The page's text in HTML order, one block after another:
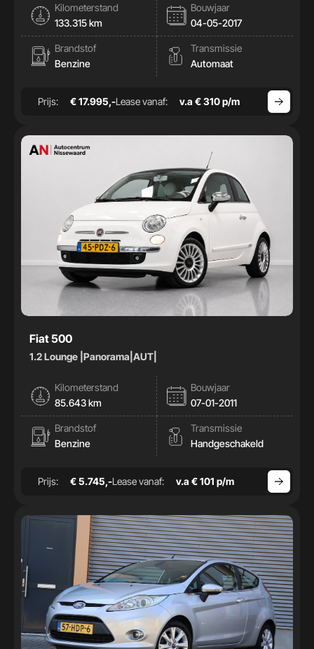
Kilometerstand
133.315 km
Bouwjaar
04-05-2017
Brandstof
Benzine
Transmissie
Automaat
Prijs: € 17.995,-Lease vanaf: v.a € 310 p/m
Fiat 500
1.2 Lounge |Panorama|AUT|
Kilometerstand
85.643 km
Bouwjaar
07-01-2011
Brandstof
Benzine
Transmissie
Handgeschakeld
Prijs: € 5.745,-Lease vanaf: v.a € 101 p/m